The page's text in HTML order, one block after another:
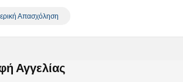
Απασχόληση
Αγγελίας